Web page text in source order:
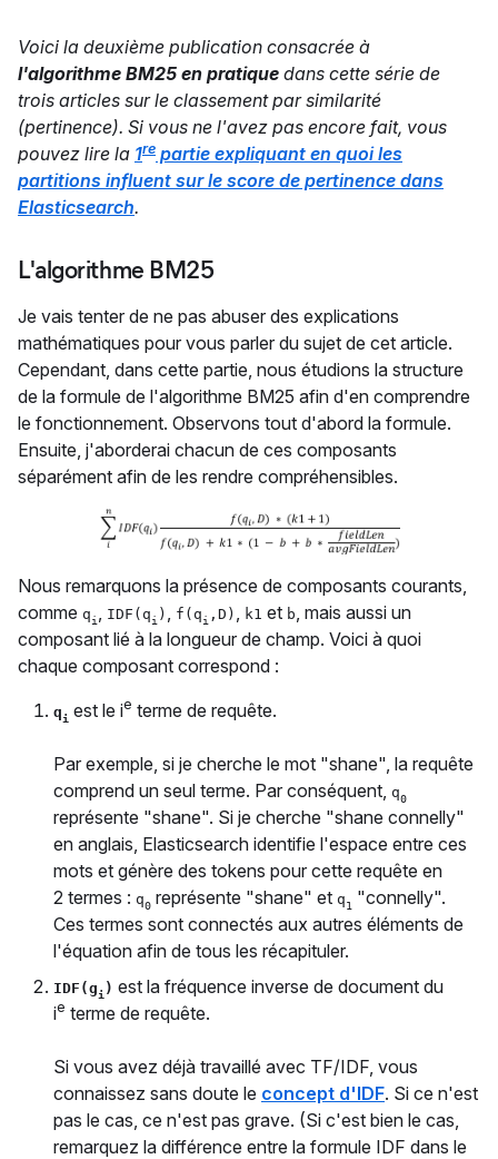
Voici la deuxième publication consacrée à
l'algorithme BM25 en pratique dans cette série de
trois articles sur le classement par similarité
(pertinence). Si vous ne l'avez pas encore fait, vous
pouvez lire la 1re partie expliquant en quoi les
partitions influent sur le score de pertinence dans
Elasticsearch.
L'algorithme BM25
Je vais tenter de ne pas abuser des explications
mathématiques pour vous parler du sujet de cet article.
Cependant, dans cette partie, nous étudions la structure
de la formule de l'algorithme BM25 afin d'en comprendre
le fonctionnement. Observons tout d'abord la formule.
Ensuite, j'aborderai chacun de ces composants
séparément afin de les rendre compréhensibles.
Nous remarquons la présence de composants courants,
comme qi IDF(qi ) f(qi ,D) k1 et b , mais aussi un
composant lié à la longueur de champ. Voici à quoi
chaque composant correspond :
qi est le ie terme de requête.
Par exemple, si je cherche le mot "shane", la requête
comprend un seul terme. Par conséquent, q0
représente "shane". Si je cherche "shane connelly"
en anglais, Elasticsearch identifie l'espace entre ces
mots et génère des tokens pour cette requête en
2 termes : q0 représente "shane" et q1 "connelly".
Ces termes sont connectés aux autres éléments de
l'équation afin de tous les récapituler.
IDF(gi ) est la fréquence inverse de document du
ie terme de requête.
Si vous avez déjà travaillé avec TF/IDF, vous
connaissez sans doute le concept d'IDF. Si ce n'est
pas le cas, ce n'est pas grave. (Si c'est bien le cas,
remarquez la différence entre la formule IDF dans le